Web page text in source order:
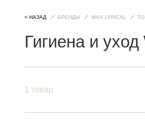
< НАЗАД БРЕНДЫ WAX LYRICAL
Гигиена и
1 товар